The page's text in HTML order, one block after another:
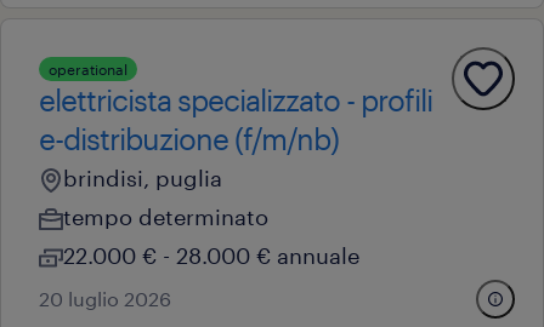
operational
elettricista specializzato - profili
e-distribuzione (f/m/nb)
brindisi, puglia
tempo determinato
22.000 € - 28.000 € annuale
20 luglio 2026